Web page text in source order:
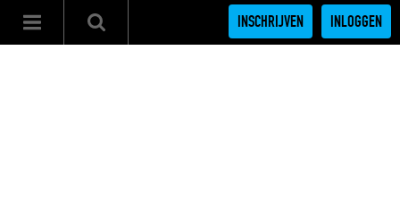
INSCHRIJVEN INLOGGEN